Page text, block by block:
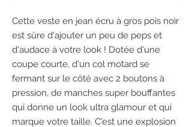
Cette veste en jean écru à gros pois noir
est sûre d'ajouter un peu de peps et
d'audace à votre look ! Dotée d'une
coupe courte, d'un col motard se
fermant sur le côté avec 2 boutons à
pression, de manches super bouffantes
qui donne un look ultra glamour et qui
marque votre taille. C'est une explosion